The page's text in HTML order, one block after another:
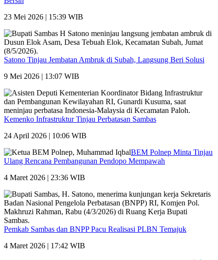
23 Mei 2026 | 15:39 WIB
Satono Tinjau Jembatan Ambruk di Subah, Langsung Beri Solusi
9 Mei 2026 | 13:07 WIB
Kemenko Infrastruktur Tinjau Perbatasan Sambas
24 April 2026 | 10:06 WIB
BEM Polnep Minta Tinjau
Ulang Rencana Pembangunan Pendopo Mempawah
4 Maret 2026 | 23:36 WIB
Pemkab Sambas dan BNPP Pacu Realisasi PLBN Temajuk
4 Maret 2026 | 17:42 WIB